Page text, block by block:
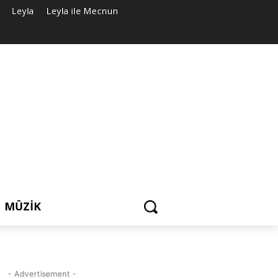
Leyla
Leyla ile Mecnun
MÜZIK
- Advertisement -